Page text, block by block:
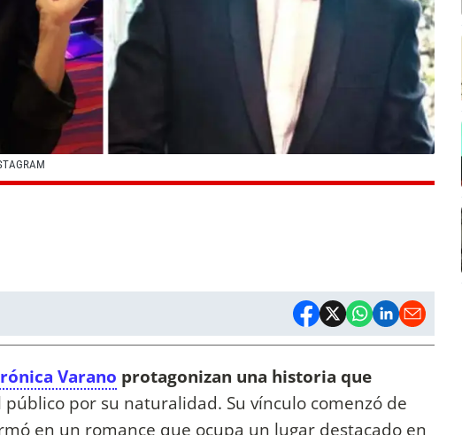
Varano protagonizan una historia que
público por su naturalidad. Su vínculo comenzó de
en un romance que ocupa un lugar destacado en